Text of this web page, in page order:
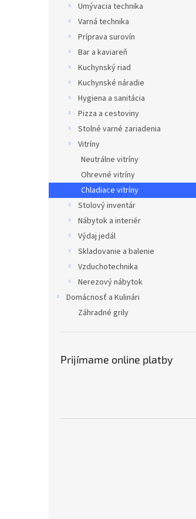
Umývacia technika
Varná technika
Príprava surovín
Bar a kaviareň
Kuchynský riad
Kuchynské náradie
Hygiena a sanitácia
Pizza a cestoviny
Stolné varné zariadenia
Vitríny
Neutrálne vitríny
Ohrevné vitríny
Chladiace vitríny
Stolový inventár
Nábytok a interiér
Výdaj jedál
Skladovanie a balenie
Vzduchotechnika
Nerezový nábytok
Domácnosť a Kulinári
Záhradné grily
Prijímame online platby